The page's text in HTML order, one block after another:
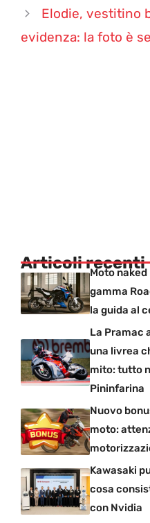
Elodie, vestitino
evidenza: la foto è
Articoli recenti
Moto naked
gamma
la guida al
La Pramac
una livrea
mito: tutto
Pininfarina
Nuovo
moto:
Kawasaki
cosa
con Nvidia